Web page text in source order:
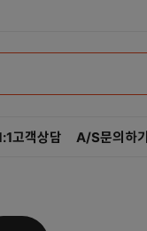
고객상담 A/S문의하기